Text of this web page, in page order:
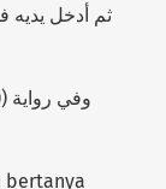
ثم أدخل يديه
وفي رواية
bertanya